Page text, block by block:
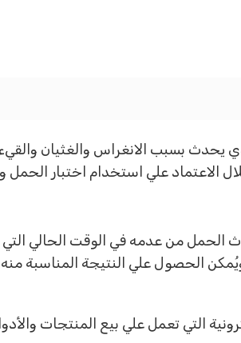
يحدث بسبب الانغراس والغثيان
الاعتماد علي استخدام اختبار الحمل
الحمل من عدمه في الوقت الحالي
الحصول علي النتيجة المناسبة
التي تعمل علي بيع المنتجات